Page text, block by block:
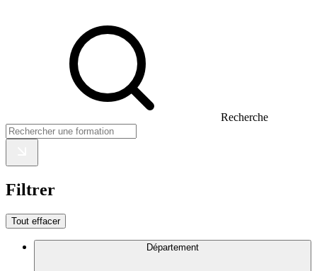
Recherche
Filtrer
Tout effacer
Département